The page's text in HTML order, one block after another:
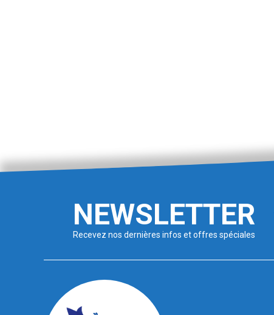
NEWSLETTER
Recevez nos dernières infos et offres spéciales